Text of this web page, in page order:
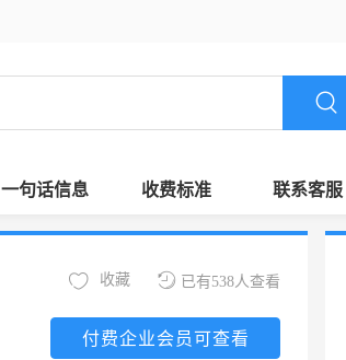
一句话信息 收费标准 联系客服
已有538人查看
收藏
付费企业会员可查看